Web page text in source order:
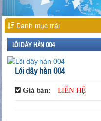
Danh mục trái
LÕI DÂY HÀN 004
Lõi dây hàn 004
Giá bán: LIÊN HỆ